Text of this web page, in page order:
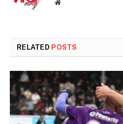
Website
RELATED POSTS